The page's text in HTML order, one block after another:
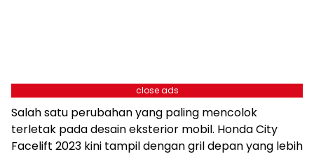
close ads
Salah satu perubahan yang paling mencolok
terletak pada desain eksterior mobil. Honda City
Facelift 2023 kini tampil dengan gril depan yang lebih